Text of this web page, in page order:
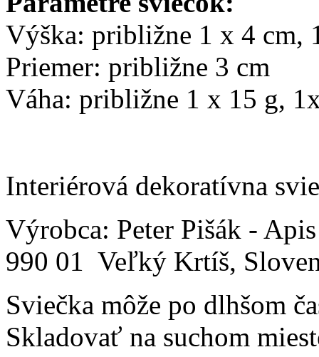
Výška: približne 1 x 4 cm,
Priemer: približne 3 cm
Váha: približne 1 x 15 g,
Interiérová dekoratívna
Výrobca: Peter Pišák -
990 01 Veľký Krtíš,
Sviečka môže po dlhšom
Skladovať na suchom